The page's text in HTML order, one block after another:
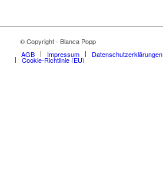
© Copyright - Blanca Popp
AGB
Impressum Datenschutzerklärungen
Cookie-Richtlinie (EU)